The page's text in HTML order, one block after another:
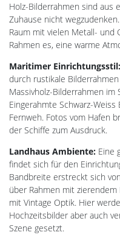
Holz-Bilderrahmen sind aus
Zuhause nicht
Raum mit vielen Metall- und
Rahmen es, eine warme
Maritimer Einrichtungsstil:
durch rustikale
Massivholz-Bilderrahmen
Eingerahmte Schwarz-
Fernweh. Fotos vom Hafen
der Schiffe zum Ausdruck.
Landhaus Ambiente: Eine
findet sich für den
Bandbreite erstreckt sich
über Rahmen mit
mit Vintage Optik. Hier
Hochzeitsbilder aber auch
Szene gesetzt.